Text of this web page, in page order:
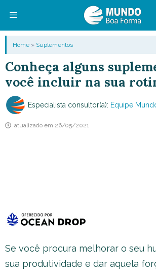
conteúdo
Menu
Home » Suplementos
Conheça alguns
você incluir na sua
Especialista consultor(a): Equipe
atualizado em 26/05/2021
Se você procura melhorar o seu
sua produtividade e dar aquela